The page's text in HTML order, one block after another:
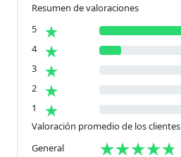
Resumen de valoraciones
5
4
3
2
1
Valoración promedio de los clientes
General